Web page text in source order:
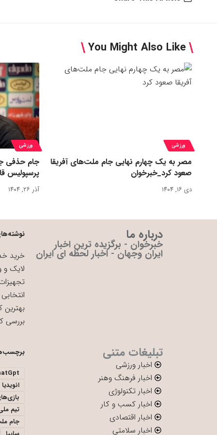
You Might Also Like
ورزشی
مصر به یک چهارم نهایی جام ملت‌های آفریقا
صعود کرد_خبرخوان
دی ۱۶, ۱۴۰۴
ورزشی
جام حذفی
پرسپولیس
آذر ۲۶, ۱۴۰۴
درباره ما
خبرخوان - برگزیده ترین اخبار
ایران وجهان - اخبار لحظه ای ایران
خرید
لایک و
بهترین
بررسی
تبلیغات متنی
اخبار ورزشی
اخبار فرهنگ وهنر
اخبار تکنولوژی
اخبار کسب و کار
اخبار اقتصادی
اخبار سلامتی
انویدیا
تیم
جام